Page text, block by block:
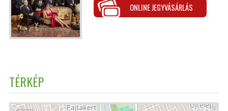
ONLINE JEGYVÁSÁRLÁS
TÉRKÉP